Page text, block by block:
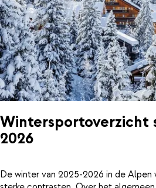
Wintersportoverzicht
2026
De winter van 2025-2026 in de Alpen